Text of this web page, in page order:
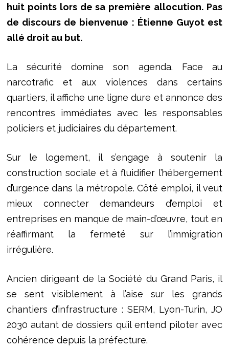
huit points lors de sa première allocution. Pas
de discours de bienvenue : Étienne Guyot est
allé droit au but.
La sécurité domine son agenda. Face au
narcotrafic et aux violences dans certains
quartiers, il affiche une ligne dure et annonce des
rencontres immédiates avec les responsables
policiers et judiciaires du département.
Sur le logement, il s’engage à soutenir la
construction sociale et à fluidifier l’hébergement
d’urgence dans la métropole. Côté emploi, il veut
mieux connecter demandeurs d’emploi et
entreprises en manque de main-d’œuvre, tout en
réaffirmant la fermeté sur l’immigration
irrégulière.
Ancien dirigeant de la Société du Grand Paris, il
se sent visiblement à l’aise sur les grands
chantiers d’infrastructure : SERM, Lyon-Turin, JO
2030 autant de dossiers qu’il entend piloter avec
cohérence depuis la préfecture.